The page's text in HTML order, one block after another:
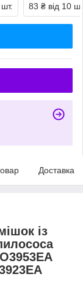
шт. 83 ₴ від 10
Доставка
із